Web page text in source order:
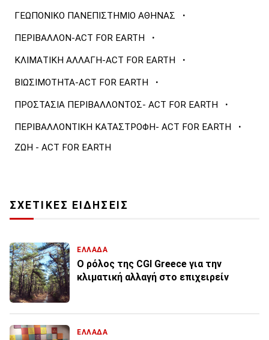
ΓΕΩΠΟΝΙΚΟ ΠΑΝΕΠΙΣΤΗΜΙΟ ΑΘΗΝΑΣ ·
ΠΕΡΙΒΑΛΛΟΝ-ACT FOR EARTH ·
ΚΛΙΜΑΤΙΚΗ ΑΛΛΑΓΗ-ACT FOR EARTH ·
ΒΙΩΣΙΜΟΤΗΤΑ-ACT FOR EARTH ·
ΠΡΟΣΤΑΣΙΑ ΠΕΡΙΒΑΛΛΟΝΤΟΣ- ACT FOR EARTH ·
ΠΕΡΙΒΑΛΛΟΝΤΙΚΗ ΚΑΤΑΣΤΡΟΦΗ- ACT FOR EARTH ·
ΖΩΗ - ACT FOR EARTH
ΣΧΕΤΙΚΕΣ ΕΙΔΗΣΕΙΣ
ΕΛΛΑΔΑ
Ο ρόλος της CGI Greece για την
κλιματική αλλαγή στο επιχειρείν
ΕΛΛΑΔΑ